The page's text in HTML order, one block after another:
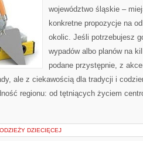
województwo śląskie –
konkretne propozycje na
okolic. Jeśli potrzebujesz
wypadów albo planów na
podane przystępnie, z
ale z ciekawością dla tradycji i
regionu: od tętniących życiem
DZIECIĘCEJ